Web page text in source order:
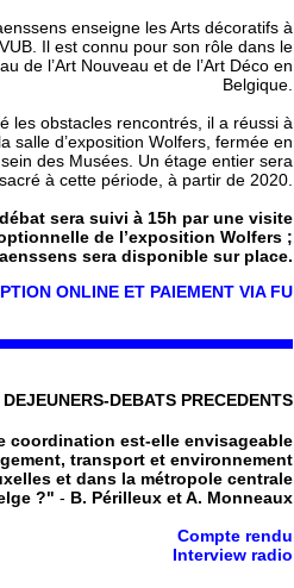
enseigne les Arts décoratifs à
Il est connu pour son rôle dans le
de l’Art Nouveau et de l’Art Déco en
Belgique.
les obstacles rencontrés, il a réussi à
salle d’exposition Wolfers, fermée en
des Musées. Un étage entier sera
à cette période, à partir de 2020.
sera suivi à 15h par une visite
de l’exposition Wolfers ;
sera disponible sur place.
ONLINE ET PAIEMENT VIA FU
DEJEUNERS-DEBATS PRECEDENTS
coordination est-elle envisageable
transport et environnement
et dans la métropole centrale
?" - B. Périlleux et A. Monneaux
Compte rendu
Interview radio